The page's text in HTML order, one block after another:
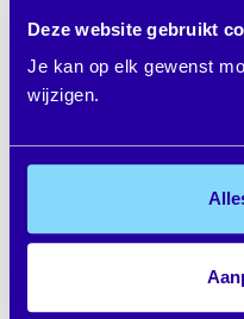
Deze website gebruikt
Je kan op elk gewenst
wijzigen.
2. Je houdt
Dat is realistisch en
3. Je vraagt
informatie